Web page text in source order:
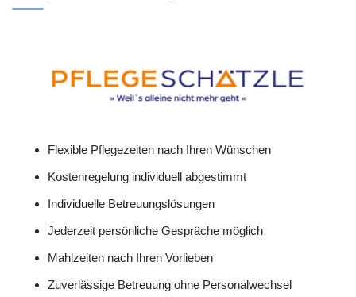
Flexible Pflegezeiten nach Ihren Wünschen
Kostenregelung individuell abgestimmt
Individuelle Betreuungslösungen
Jederzeit persönliche Gespräche möglich
Mahlzeiten nach Ihren Vorlieben
Zuverlässige Betreuung ohne Personalwechsel